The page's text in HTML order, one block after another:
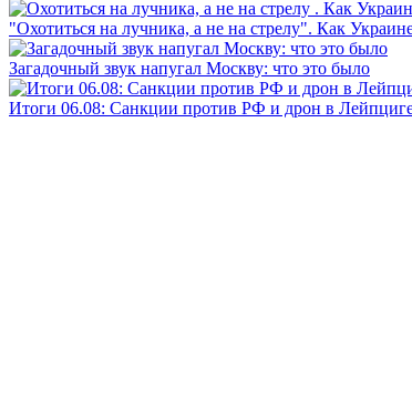
"Охотиться на лучника, а не на стрелу". Как
Загадочный звук напугал Москву: что это было
Итоги 06.08: Санкции против РФ и дрон в